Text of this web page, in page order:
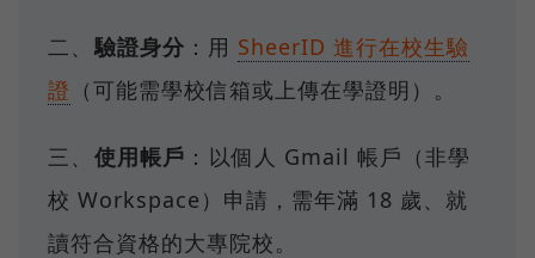
二、⁠ 驗證身分 ：用 SheerID 進行在校生驗
證 （可能需學校信箱或上傳在學證明）。
三、 ⁠使用帳戶 ：⁠以個人 Gmail 帳戶（非學
校 Workspace）申請，需年滿 18 歲、就
讀符合資格的大專院校。